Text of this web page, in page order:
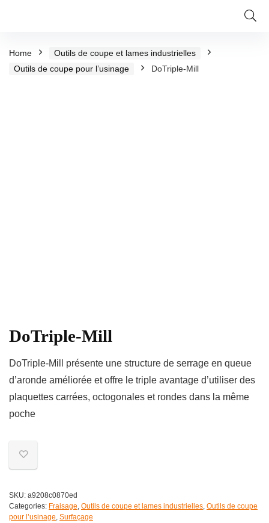
Home
Outils de coupe et lames industrielles
Outils de coupe pour l’usinage
DoTriple-Mill
DoTriple-Mill
DoTriple-Mill présente une structure de serrage en queue
d’aronde améliorée et offre le triple avantage d’utiliser des
plaquettes carrées, octogonales et rondes dans la même
poche
SKU: a9208c0870ed
Categories: Fraisage, Outils de coupe et lames industrielles, Outils de coupe
pour l’usinage, Surfaçage